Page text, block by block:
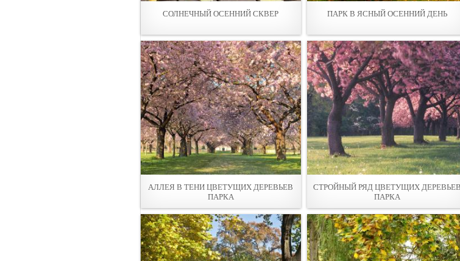
СОЛНЕЧНЫЙ ОСЕННИЙ СКВЕР ПАРК В ЯСНЫЙ ОСЕННИЙ ДЕНЬ
АЛЛЕЯ В ТЕНИ ЦВЕТУЩИХ ДЕРЕВЬЕВ
ПАРКА
СТРОЙНЫЙ РЯД ЦВЕТУЩИХ ДЕРЕВЬЕВ
ПАРКА